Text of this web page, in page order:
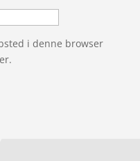
i denne browser